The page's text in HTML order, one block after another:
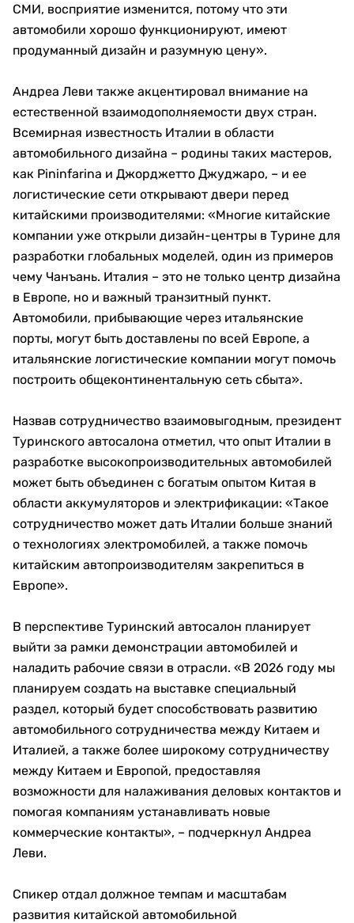
СМИ, восприятие изменится, потому что эти
автомобили хорошо функционируют, имеют
продуманный дизайн и разумную цену».
Андреа Леви также акцентировал внимание на
естественной взаимодополняемости двух стран.
Всемирная известность Италии в области
автомобильного дизайна – родины таких мастеров,
как Pininfarina и Джорджетто Джуджаро, – и ее
логистические сети открывают двери перед
китайскими производителями: «Многие китайские
компании уже открыли дизайн-центры в Турине для
разработки глобальных моделей, один из примеров
чему Чанъань. Италия – это не только центр дизайна
в Европе, но и важный транзитный пункт.
Автомобили, прибывающие через итальянские
порты, могут быть доставлены по всей Европе, а
итальянские логистические компании могут помочь
построить общеконтинентальную сеть сбыта».
Назвав сотрудничество взаимовыгодным, президент
Туринского автосалона отметил, что опыт Италии в
разработке высокопроизводительных автомобилей
может быть объединен с богатым опытом Китая в
области аккумуляторов и электрификации: «Такое
сотрудничество может дать Италии больше знаний
о технологиях электромобилей, а также помочь
китайским автопроизводителям закрепиться в
Европе».
В перспективе Туринский автосалон планирует
выйти за рамки демонстрации автомобилей и
наладить рабочие связи в отрасли. «В 2026 году мы
планируем создать на выставке специальный
раздел, который будет способствовать развитию
автомобильного сотрудничества между Китаем и
Италией, а также более широкому сотрудничеству
между Китаем и Европой, предоставляя
возможности для налаживания деловых контактов и
помогая компаниям устанавливать новые
коммерческие контакты», – подчеркнул Андреа
Леви.
Спикер отдал должное темпам и масштабам
развития китайской автомобильной